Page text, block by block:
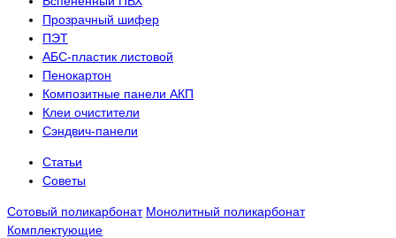
Прозрачный шифер
ПЭТ
АБС-пластик листовой
Пенокартон
Композитные панели АКП
Клеи очистители
Сэндвич-панели
Статьи
Советы
Сотовый поликарбонат Монолитный поликарбонат
Комплектующие